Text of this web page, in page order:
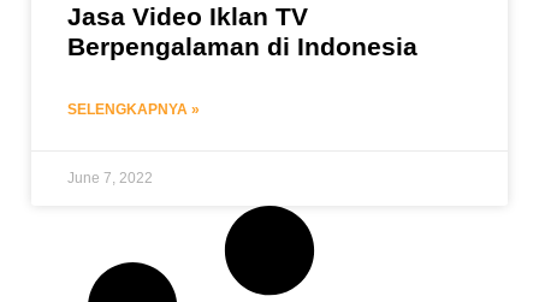
Jasa Video Iklan TV
Berpengalaman di Indonesia
SELENGKAPNYA »
June 7, 2022